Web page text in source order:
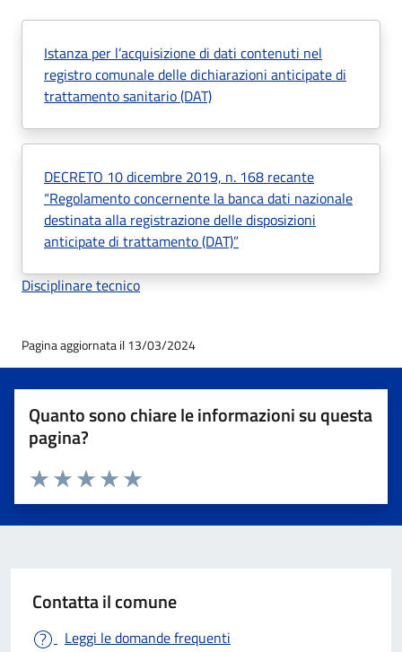
Istanza per l’acquisizione di dati contenuti nel
registro comunale delle dichiarazioni anticipate di
trattamento sanitario (DAT)
DECRETO 10 dicembre 2019, n. 168 recante
“Regolamento concernente la banca dati nazionale
destinata alla registrazione delle disposizioni
anticipate di trattamento (DAT)”
Disciplinare tecnico
Pagina aggiornata il 13/03/2024
Quanto sono chiare le informazioni su questa
pagina?
Valuta 5 stelle su 5
Valuta 4 stelle su 5
Valuta 3 stelle su 5
Valuta 2 stelle su 5
Valuta 1 stelle su 5
Contatta il comune
Leggi le domande frequenti